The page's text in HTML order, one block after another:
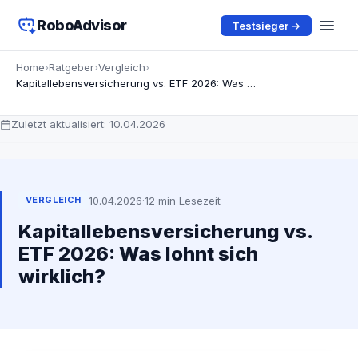
RoboAdvisor Testsieger →
Home›Ratgeber›Vergleich›
Kapitallebensversicherung vs. ETF 2026: Was lohnt sich wirklich?
Zuletzt aktualisiert: 10.04.2026
VERGLEICH 10.04.2026·12 min Lesezeit
Kapitallebensversicherung vs.
ETF 2026: Was lohnt sich
wirklich?